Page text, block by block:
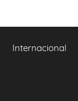
Internacional